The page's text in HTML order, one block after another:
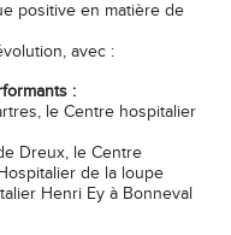
positive en matière de
avec :
:
le Centre hospitalier
Dreux, le Centre
de la loupe
Henri Ey à Bonneval